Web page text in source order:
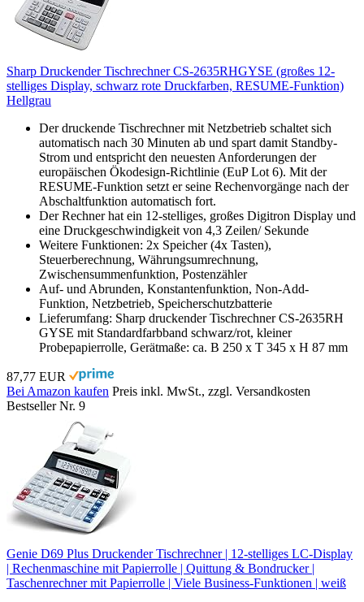
Sharp Druckender Tischrechner CS-2635RHGYSE (großes 12-
stelliges Display, schwarz rote Druckfarben, RESUME-Funktion)
Hellgrau
Der druckende Tischrechner mit Netzbetrieb schaltet sich
automatisch nach 30 Minuten ab und spart damit Standby-
Strom und entspricht den neuesten Anforderungen der
europäischen Ökodesign-Richtlinie (EuP Lot 6). Mit der
RESUME-Funktion setzt er seine Rechenvorgänge nach der
Abschaltfunktion automatisch fort.
Der Rechner hat ein 12-stelliges, großes Digitron Display und
eine Druckgeschwindigkeit von 4,3 Zeilen/ Sekunde
Weitere Funktionen: 2x Speicher (4x Tasten),
Steuerberechnung, Währungsumrechnung,
Zwischensummenfunktion, Postenzähler
Auf- und Abrunden, Konstantenfunktion, Non-Add-
Funktion, Netzbetrieb, Speicherschutzbatterie
Lieferumfang: Sharp druckender Tischrechner CS-2635RH
GYSE mit Standardfarbband schwarz/rot, kleiner
Probepapierrolle, Gerätmaße: ca. B 250 x T 345 x H 87 mm
87,77 EUR
Bei Amazon kaufen Preis inkl. MwSt., zzgl. Versandkosten
Bestseller Nr. 9
Genie D69 Plus Druckender Tischrechner | 12-stelliges LC-Display
| Rechenmaschine mit Papierrolle | Quittung & Bondrucker |
Taschenrechner mit Papierrolle | Viele Business-Funktionen | weiß